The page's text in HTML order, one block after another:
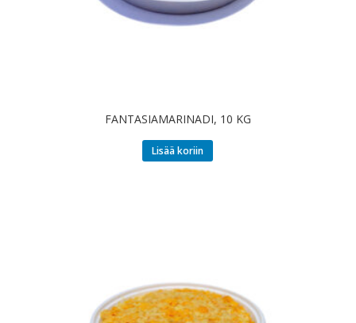
FANTASIAMARINADI, 10 KG
Lisää koriin